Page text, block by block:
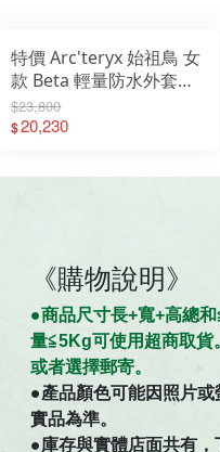
特價 Arc'teryx 始祖鳥 女
款 Beta 輕量防水外套
GORE-TEX 登山外套 風
雨衣 X000007701
$23,800
$20,230
《購物說明》
●商品尺寸長+寬+高總
量≦5Kg可使用超商取貨
或者選擇郵寄。
●產品顏色可能因照片
實品為準。
●庫存與實體店面共有